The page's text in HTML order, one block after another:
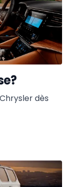
dès